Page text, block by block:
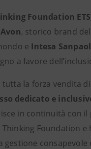
Foundation ETS
Avon, storico brand
e Intesa
a favore
la forza vendita
dedicato e
in continuità con il
Foundation